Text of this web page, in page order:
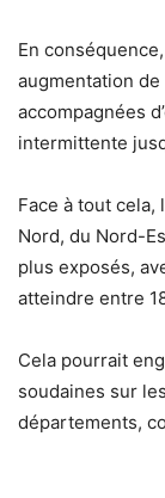
En
augmentation
accompagnées
intermittente
Face à tout
Nord, du Nord-
plus exposés,
atteindre entre
Cela pourrait
soudaines sur
départements,